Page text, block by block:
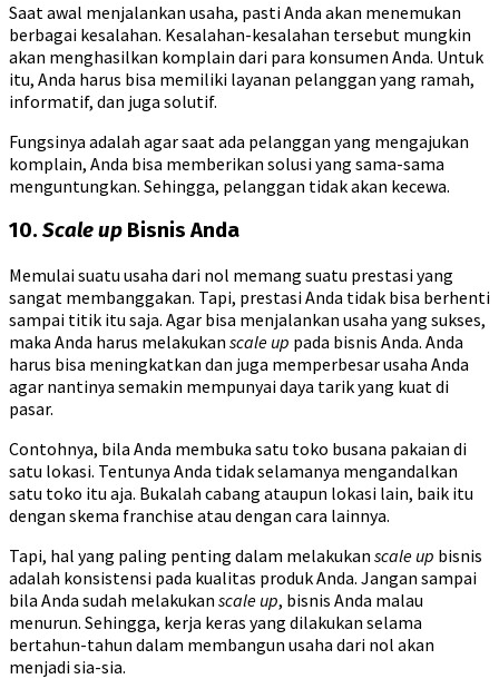
Saat awal menjalankan usaha, pasti Anda akan menemukan
berbagai kesalahan. Kesalahan-kesalahan tersebut mungkin
akan menghasilkan komplain dari para konsumen Anda. Untuk
itu, Anda harus bisa memiliki layanan pelanggan yang ramah,
informatif, dan juga solutif.
Fungsinya adalah agar saat ada pelanggan yang mengajukan
komplain, Anda bisa memberikan solusi yang sama-sama
menguntungkan. Sehingga, pelanggan tidak akan kecewa.
10. Scale up Bisnis Anda
Memulai suatu usaha dari nol memang suatu prestasi yang
sangat membanggakan. Tapi, prestasi Anda tidak bisa berhenti
sampai titik itu saja. Agar bisa menjalankan usaha yang sukses,
maka Anda harus melakukan scale up pada bisnis Anda. Anda
harus bisa meningkatkan dan juga memperbesar usaha Anda
agar nantinya semakin mempunyai daya tarik yang kuat di
pasar.
Contohnya, bila Anda membuka satu toko busana pakaian di
satu lokasi. Tentunya Anda tidak selamanya mengandalkan
satu toko itu aja. Bukalah cabang ataupun lokasi lain, baik itu
dengan skema franchise atau dengan cara lainnya.
Tapi, hal yang paling penting dalam melakukan scale up bisnis
adalah konsistensi pada kualitas produk Anda. Jangan sampai
bila Anda sudah melakukan scale up, bisnis Anda malau
menurun. Sehingga, kerja keras yang dilakukan selama
bertahun-tahun dalam membangun usaha dari nol akan
menjadi sia-sia.